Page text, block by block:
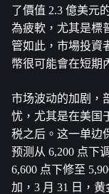
了價值 2.3 億美元
為疲軟，尤其是標
管如此，市場投資
幣很可能會在短期
市场波动的加剧，
忧，尤其是在美国
税之后。这一单边
预测从 6,200 点下
6,600 点下修至
加，3 月 31 日，